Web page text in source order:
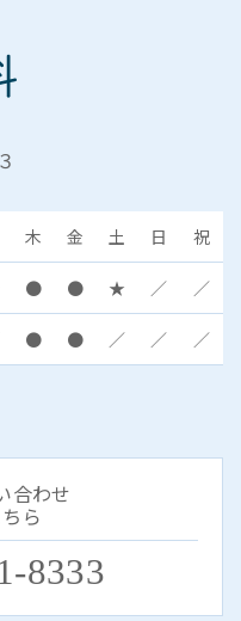
木 金 土 日 祝
● ● ★ ／ ／
● ● ／ ／
／
合わせ
ら
8333